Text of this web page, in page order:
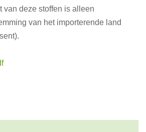
van deze stoffen is alleen
van het importerende land